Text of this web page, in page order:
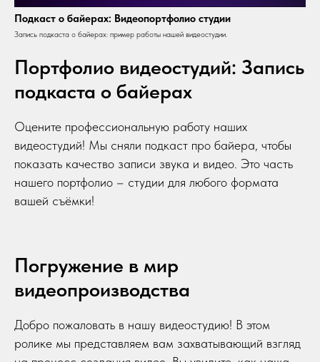
Подкаст о байерах: Видеопортфолио студии
Запись подкаста о байерах: пример работы нашей видеостудии.
Портфолио видеостудий: Запись
подкаста о байерах
Оцените профессиональную работу наших
видеостудий! Мы сняли подкаст про байера, чтобы
показать качество записи звука и видео. Это часть
нашего портфолио – студии для любого формата
вашей съёмки!
Погружение в мир
видеопроизводства
Добро пожаловать в нашу видеостудию! В этом
ролике мы представляем вам захватывающий взгляд